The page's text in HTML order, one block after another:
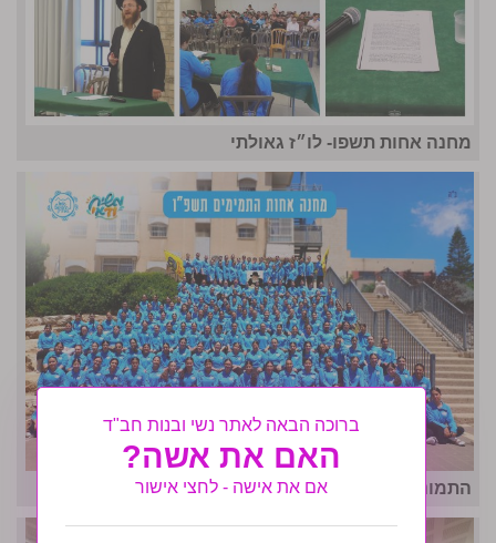
מחנה אחות תשפו- לו״ז גאולתי
התמונה המרכזית- מחנה אחות ה'תשפ"ו
ברוכה הבאה לאתר נשי ובנות חב"ד
האם את אשה?
אם את אישה - לחצי אישור